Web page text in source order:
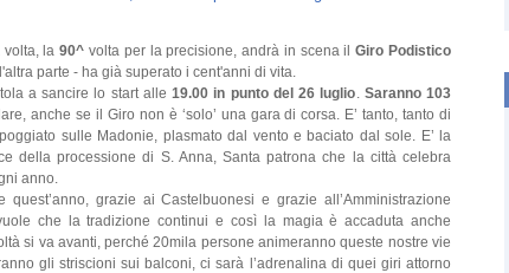
volta, la90^ volta per la precisione, andrà in scena ilGiro Podistico
parte - ha già superato i cent'anni di vita.
a sancire lo start alle19.00 in punto del 26 luglio. Saranno 103
anche se il Giro non è ‘solo’ una gara di corsa. E’ tanto, tanto di
sulle Madonie, plasmato dal vento e baciato dal sole. E’ la
della processione di S. Anna, Santa patrona che la città celebra
anno.
quest’anno, grazie ai Castelbuonesi e grazie all’Amministrazione
che la tradizione continui e così la magia è accaduta anche
si va avanti, perché 20mila persone animeranno queste nostre vie
gli striscioni sui balconi, ci sarà l’adrenalina di quei giri attorno